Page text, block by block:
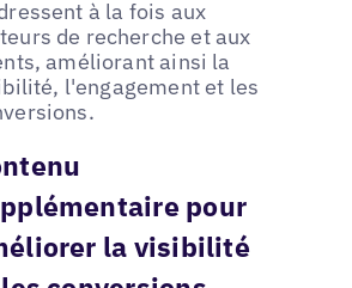
à la fois aux
de recherche et aux
améliorant ainsi la
l'engagement et les
pour
la visibilité